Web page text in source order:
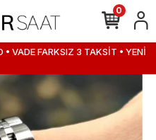
VADE FARKSIZ 3 TAKSİT • YENİ
0